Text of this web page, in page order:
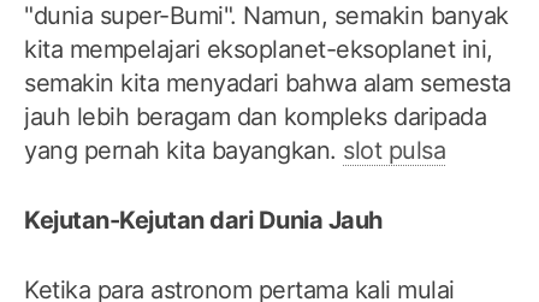
"dunia super-Bumi". Namun, semakin banyak
kita mempelajari eksoplanet-eksoplanet ini,
semakin kita menyadari bahwa alam semesta
jauh lebih beragam dan kompleks daripada
yang pernah kita bayangkan. slot pulsa
Kejutan-Kejutan dari Dunia Jauh
Ketika para astronom pertama kali mulai